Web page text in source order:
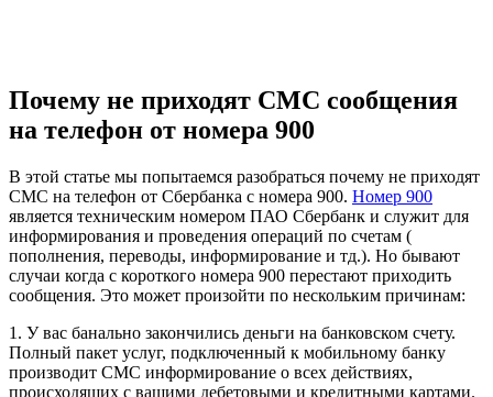
Почему не приходят СМС сообщения
на телефон от номера 900
В этой статье мы попытаемся разобраться почему не приходят
СМС на телефон от Сбербанка с номера 900. Номер 900
является техническим номером ПАО Сбербанк и служит для
информирования и проведения операций по счетам (
пополнения, переводы, информирование и тд.). Но бывают
случаи когда с короткого номера 900 перестают приходить
сообщения. Это может произойти по нескольким причинам:
1. У вас банально закончились деньги на банковском счету.
Полный пакет услуг, подключенный к мобильному банку
производит СМС информирование о всех действиях,
происходящих с вашими дебетовыми и кредитными картами.